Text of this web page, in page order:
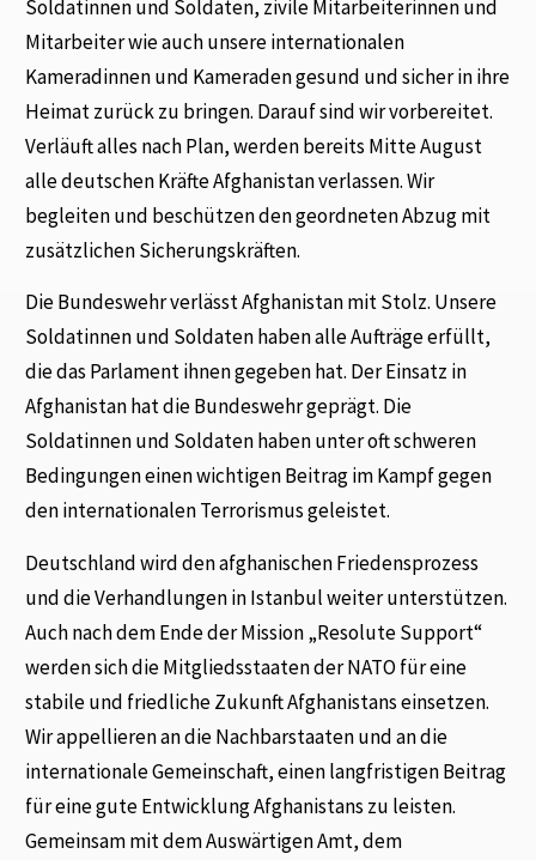
Soldatinnen und Soldaten, zivile Mitarbeiterinnen und
Mitarbeiter wie auch unsere internationalen
Kameradinnen und Kameraden gesund und sicher in ihre
Heimat zurück zu bringen. Darauf sind wir vorbereitet.
Verläuft alles nach Plan, werden bereits Mitte August
alle deutschen Kräfte Afghanistan verlassen. Wir
begleiten und beschützen den geordneten Abzug mit
zusätzlichen Sicherungskräften.
Die Bundeswehr verlässt Afghanistan mit Stolz. Unsere
Soldatinnen und Soldaten haben alle Aufträge erfüllt,
die das Parlament ihnen gegeben hat. Der Einsatz in
Afghanistan hat die Bundeswehr geprägt. Die
Soldatinnen und Soldaten haben unter oft schweren
Bedingungen einen wichtigen Beitrag im Kampf gegen
den internationalen Terrorismus geleistet.
Deutschland wird den afghanischen Friedensprozess
und die Verhandlungen in Istanbul weiter unterstützen.
Auch nach dem Ende der Mission „Resolute Support“
werden sich die Mitgliedsstaaten der NATO für eine
stabile und friedliche Zukunft Afghanistans einsetzen.
Wir appellieren an die Nachbarstaaten und an die
internationale Gemeinschaft, einen langfristigen Beitrag
für eine gute Entwicklung Afghanistans zu leisten.
Gemeinsam mit dem Auswärtigen Amt, dem